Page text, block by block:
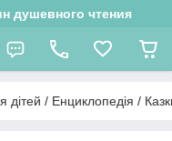
душевного чтения
дітей / Енциклопедія /